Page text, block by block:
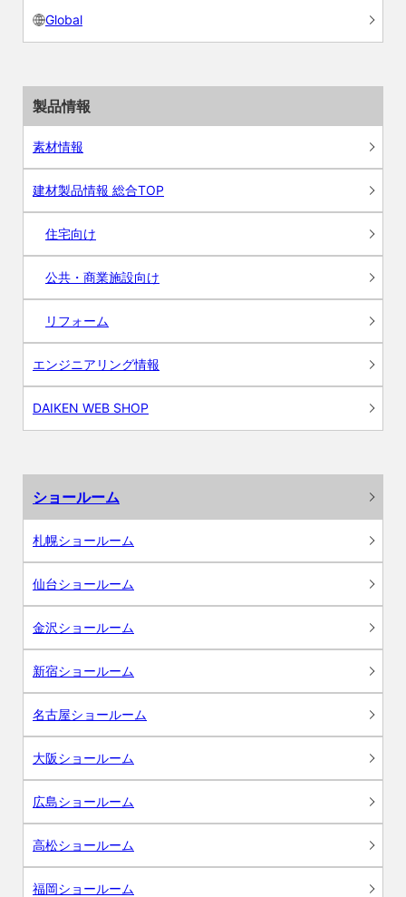
Global
製品情報
素材情報
建材製品情報 総合TOP
住宅向け
公共・商業施設向け
リフォーム
エンジニアリング情報
DAIKEN WEB SHOP
ショールーム
札幌ショールーム
仙台ショールーム
金沢ショールーム
新宿ショールーム
名古屋ショールーム
大阪ショールーム
広島ショールーム
高松ショールーム
福岡ショールーム